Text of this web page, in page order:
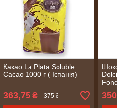
Какао La Plata Soluble
Cacao 1000 г ( Іспанія)
363,75₴ 375 ₴